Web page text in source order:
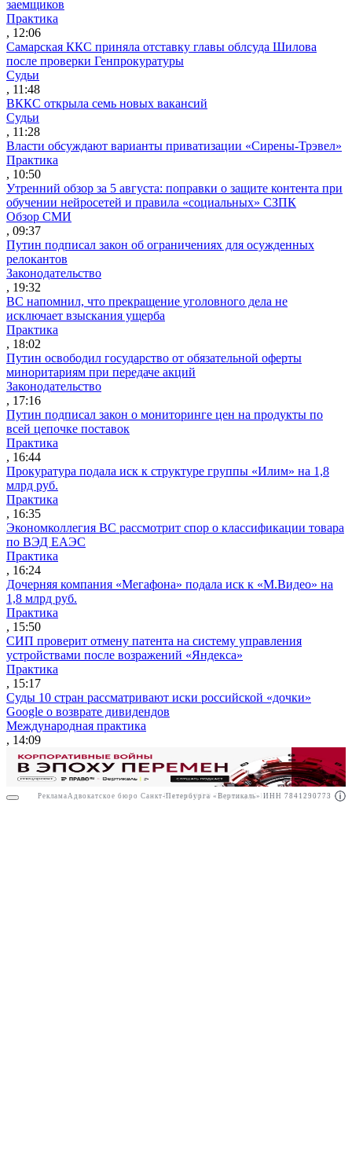
РекламаООО "Право.ру" ИНН: 7704835288
заемщиков
Практика
, 12:06
Самарская ККС приняла отставку главы облсуда Шилова
после проверки Генпрокуратуры
Судьи
, 11:48
ВККС открыла семь новых вакансий
Судьи
, 11:28
Власти обсуждают варианты приватизации «Сирены-Трэвел»
Практика
, 10:50
Утренний обзор за 5 августа: поправки о защите контента при
обучении нейросетей и правила «социальных» СЗПК
Обзор СМИ
, 09:37
Путин подписал закон об ограничениях для осужденных
релокантов
Законодательство
, 19:32
ВС напомнил, что прекращение уголовного дела не
исключает взыскания ущерба
Практика
, 18:02
Путин освободил государство от обязательной оферты
миноритариям при передаче акций
Законодательство
, 17:16
Путин подписал закон о мониторинге цен на продукты по
всей цепочке поставок
Практика
, 16:44
Прокуратура подала иск к структуре группы «Илим» на 1,8
млрд руб.
Практика
, 16:35
Экономколлегия ВС рассмотрит спор о классификации товара
по ВЭД ЕАЭС
Практика
, 16:24
Дочерняя компания «Мегафона» подала иск к «М.Видео» на
1,8 млрд руб.
Практика
, 15:50
СИП проверит отмену патента на систему управления
устройствами после возражений «Яндекса»
Практика
, 15:17
Суды 10 стран рассматривают иски российской «дочки»
Google о возврате дивидендов
Международная практика
, 14:09
Реклама Адвокатское бюро Санкт-Петербурга «Вертикаль» ИНН 7841290773